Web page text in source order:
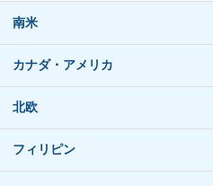
南米
カナダ・アメリカ
北欧
フィリピン